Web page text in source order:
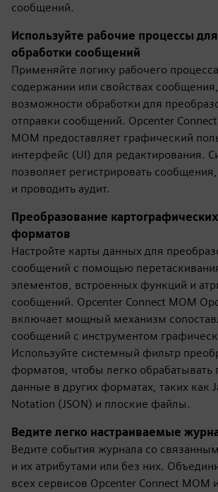
сообщений.
Используйте рабочие процессы
обработки сообщений
Применяйте логику рабочего
содержании или свойствах
возможности обработки для
отправки сообщений. Opcenter
MOM предоставляет графический
интерфейс (UI) для редактирования.
позволяет регистрировать
и проводить аудит.
Преобразование
форматов
Настройте карты данных для
сообщений с помощью
элементов, встроенных функций и
сообщений. Opcenter Connect MOM
включает мощный механизм
сообщений с инструментом
Используйте системный фильтр
форматов, чтобы легко обрабатывать
данные в других форматах, таких как
Notation (JSON) и плоские файлы.
Ведите легко настраиваемые
Ведите события журнала со
и их атрибутами или без них.
всех сервисов Opcenter Connect MOM